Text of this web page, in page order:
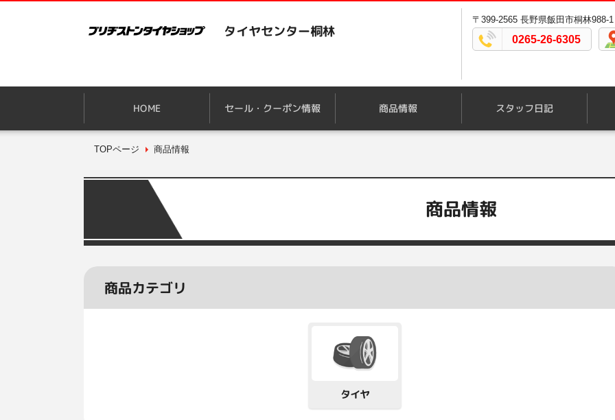
タイヤセンター桐林
〒399-2565 長野県飯田市桐林988-1
0265-26-6305
HOME セール・クーポン情報 商品情報 スタッフ日記
TOPページ 商品情報
商品情報
商品カテゴリ
タイヤ